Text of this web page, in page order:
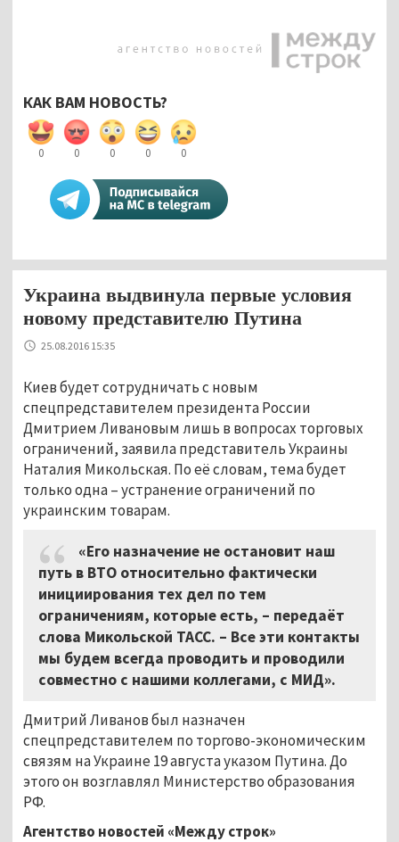
КАК ВАМ НОВОСТЬ?
0 0 0 0 0
Украина выдвинула первые условия
новому представителю Путина
25.08.2016 15:35
Киев будет сотрудничать с новым
спецпредставителем президента России
Дмитрием Ливановым лишь в вопросах торговых
ограничений, заявила представитель Украины
Наталия Микольская. По её словам, тема будет
только одна – устранение ограничений по
украинским товарам.
«Его назначение не остановит наш
путь в ВТО относительно фактически
инициирования тех дел по тем
ограничениям, которые есть, – передаёт
слова Микольской ТАСС. – Все эти контакты
мы будем всегда проводить и проводили
совместно с нашими коллегами, с МИД».
Дмитрий Ливанов был назначен
спецпредставителем по торгово-экономическим
связям на Украине 19 августа указом Путина. До
этого он возглавлял Министерство образования
РФ.
Агентство новостей «Между строк»